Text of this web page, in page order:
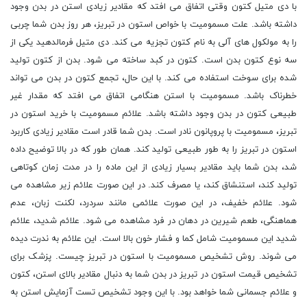
با دی متیل کتون وقتی اتفاق می افتد که مقادیر زیادی استن در بدن وجود
داشته باشد. علت مسمومیت با خواص استون در تبریز، هر روز بدن شما چربی
را به مولکول های آلی به نام کتون تجزیه می کند. دی متیل فرمالدهید یکی از
سه نوع کتون بدن است. کتون در کبد ساخته می شود. بدن از کتون تولید
شده برای سوخت استفاده می کند. با این حال، تجمع کتون در بدن می تواند
خطرناک باشد. مسمومیت با استن هنگامی اتفاق می افتد که مقدار غیر
طبیعی کتون در بدن وجود داشته باشد. علائم مسمومیت با خرید استون در
تبریز، مسمومیت با پروپانون نادر است. بدن شما قادر است مقادیر زیادی کاربرد
استون در تبریز را به طور طبیعی تولید کند. همان طور که در بالا توضیح داده
شد، بدن شما باید مقادیر بسیار زیادی از این ماده را در مدت زمان کوتاهی
تولید کند، استنشاق کند، یا مصرف کند. در این صورت علائم زیر مشاهده می
شود. علائم خفیف، در این صورت علائمی مانند سردرد، لکنت زبان، عدم
هماهنگی، طعم شیرین در دهان در فرد مشاهده می شود. علائم شدید، علائم
شدید این مسمومیت شامل کما و فشار خون بالا است. این علائم به ندرت دیده
می شوند. روش تشخیص مسمومیت با استون در تبریز چیست. پزشک برای
تشخیص قیمت استون در تبریز در بدن شما به دنبال مقادیر بالای استن، کتون
و علائم جسمانی شما خواهد بود. با این وجود تشخیص تست آزمایش استن به